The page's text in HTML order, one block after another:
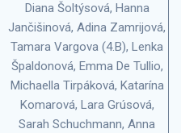
Diana Šoltýsová, Hanna
Jančišinová, Adina Zamrijová,
Tamara Vargova (4.B), Lenka
Špaldonová, Emma De Tullio,
Michaella Tirpáková, Katarína
Komarová, Lara Grúsová,
Sarah Schuchmann, Anna